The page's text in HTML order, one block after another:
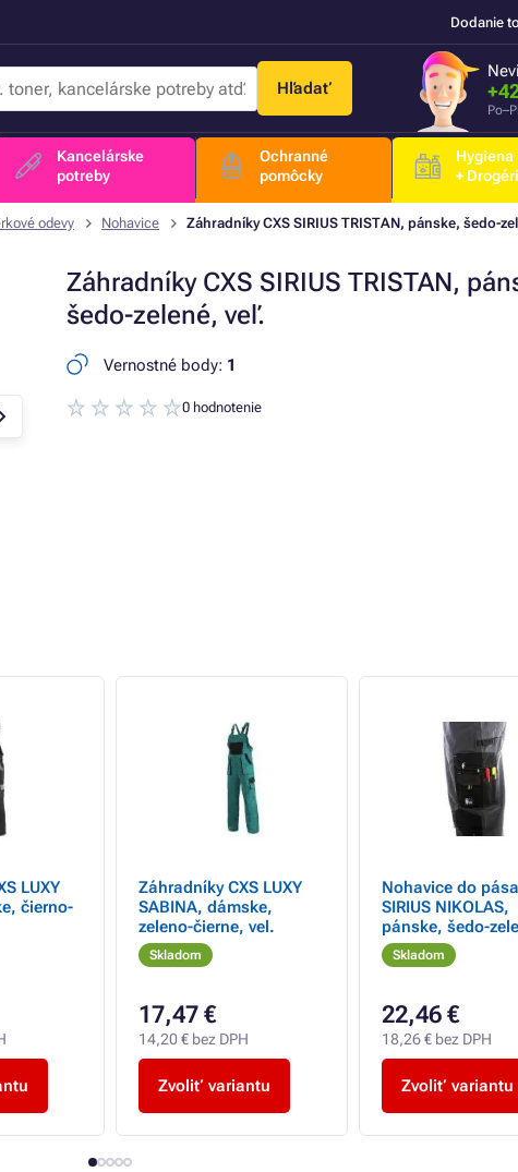
Dodanie
Hľadať
Kancelárske
potreby
Ochranné
pomôcky
Hygiena
+
odevy Nohavice Záhradníky CXS SIRIUS TRISTAN, pánske, šedo-
Záhradníky CXS SIRIUS TRISTAN,
šedo-zelené, veľ.
Vernostné body: 1
0 hodnotenie
LUXY
čierno-
Záhradníky CXS LUXY
SABINA, dámske,
zeleno-čierne, vel.
Skladom
17,47 €
14,20 € bez DPH
Zvoliť variantu
Nohavice do
SIRIUS NIKOLAS,
pánske, šedo-
veľ.Skladom
22,46 €
18,26 € bez DPH
Zvoliť variantu